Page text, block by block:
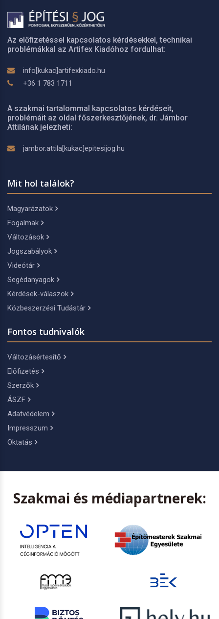
Az előfizetéssel kapcsolatos kérdésekkel, technikai
problémákkal az Artifex Kiadóhoz fordulhat:
info[kukac]artifexkiado.hu
+36 1 783 1711
A szakmai tartalommal kapcsolatos kérdéseit,
problémáit az oldal főszerkesztőjének, dr. Jámbor
Attilának jelezheti:
jambor.attila[kukac]epitesijog.hu
Mit hol találok?
Magyarázatok
Fogalmak
Változások
Jogszabályok
Videótár
Segédanyagok
Kérdések-válaszok
Közbeszerzési Tudástár
Fontos tudnivalók
Változásértesítő
Előfizetés
Szerzők
ÁSZF
Adatvédelem
Impresszum
Oktatás
Szakmai és médiapartnerek: